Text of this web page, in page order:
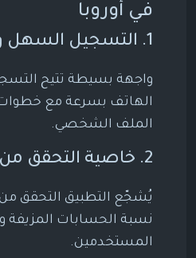
في أوروبا
1. التسجيل السهل والآمن
واجهة بسيطة تتيح
الهاتف بسرعة مع
الملف الشخصي.
2. خاصية التحقق من الحسابات
يُشجّع التطبيق التحقق
نسبة الحسابات المزيفة
المستخدمين.